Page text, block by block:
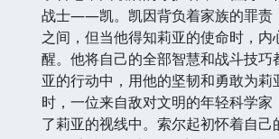
战士——凯。凯因背负着家族的罪责
之间，但当他得知莉亚的使命时，内
醒。他将自己的全部智慧和战斗技巧
亚的行动中，用他的坚韧和勇敢为莉
时，一位来自敌对文明的年轻科学家
了莉亚的视线中。索尔起初怀着自己